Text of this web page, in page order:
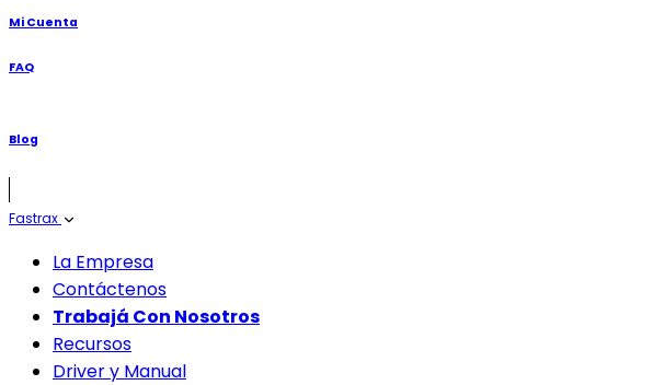
Mi Cuenta
FAQ
Blog
Fastrax
La Empresa
Contáctenos
Trabajá Con Nosotros
Recursos
Driver y Manual